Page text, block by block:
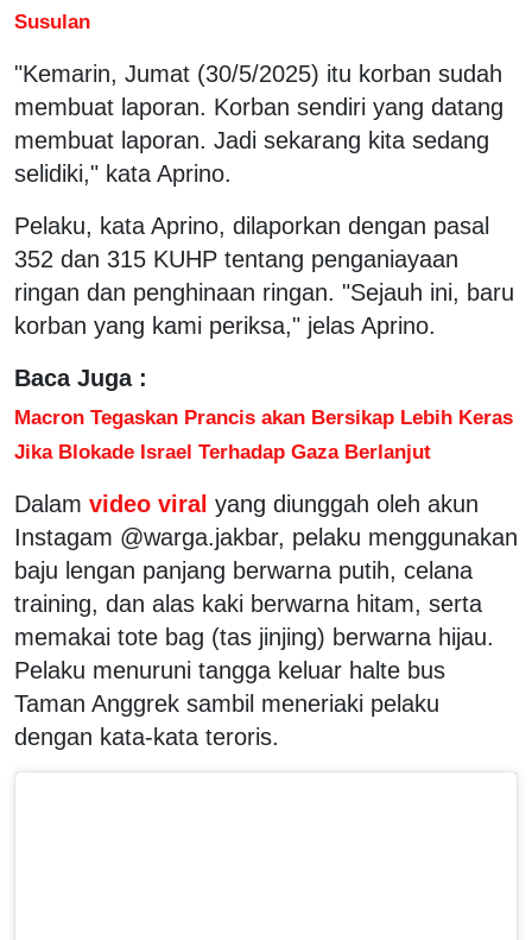
Susulan
"Kemarin, Jumat (30/5/2025) itu korban sudah
membuat laporan. Korban sendiri yang datang
membuat laporan. Jadi sekarang kita sedang
selidiki," kata Aprino.
Pelaku, kata Aprino, dilaporkan dengan pasal
352 dan 315 KUHP tentang penganiayaan
ringan dan penghinaan ringan. "Sejauh ini, baru
korban yang kami periksa," jelas Aprino.
Baca Juga :
Macron Tegaskan Prancis akan Bersikap Lebih Keras
Jika Blokade Israel Terhadap Gaza Berlanjut
Dalam video viral yang diunggah oleh akun
Instagam @warga.jakbar, pelaku menggunakan
baju lengan panjang berwarna putih, celana
training, dan alas kaki berwarna hitam, serta
memakai tote bag (tas jinjing) berwarna hijau.
Pelaku menuruni tangga keluar halte bus
Taman Anggrek sambil meneriaki pelaku
dengan kata-kata teroris.